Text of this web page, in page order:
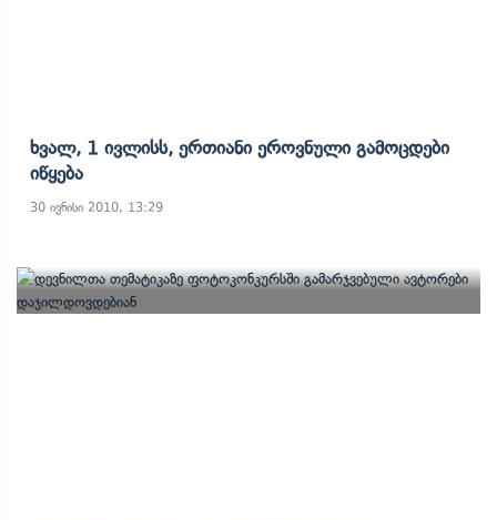
Ხვალ, 1 Ივლისს, Ერთიანი Ეროვნული Გამოცდები
Იწყება
30 ივნისი 2010, 13:29